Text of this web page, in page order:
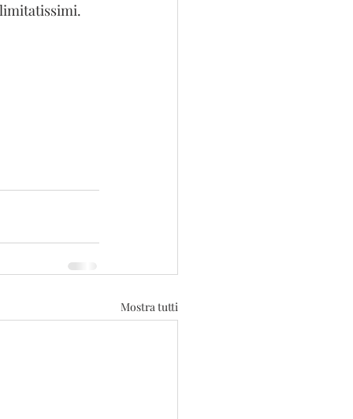
limitatissimi.
Mostra tutti